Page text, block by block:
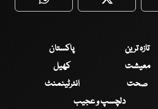
WhatsApp Twitter
تازہ ترین
پاکستان
معیشت
کھیل
صحت
انٹرٹینمنٹ
دلچسپ و عجیب